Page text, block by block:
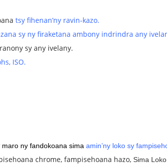
tsy fihenan’ny ravin-kazo.
sy ny firaketana ambony indrindra any
sy any ivelany.
ISO.
ny fandokoana sima amin’ny loko sy
chrome, fampisehoana hazo, Sima